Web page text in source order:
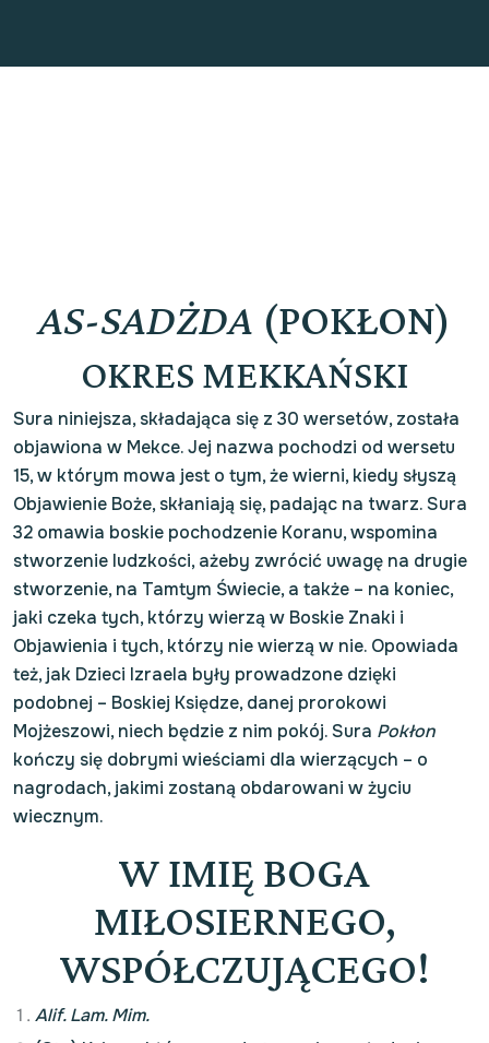
AS-SADŻDA (POKŁON)
OKRES MEKKAŃSKI
Sura niniejsza, składająca się z 30 wersetów, została
objawiona w Mekce. Jej nazwa pochodzi od wersetu
15, w którym mowa jest o tym, że wierni, kiedy słyszą
Objawienie Boże, skłaniają się, padając na twarz. Sura
32 omawia boskie pochodzenie Koranu, wspomina
stworzenie ludzkości, ażeby zwrócić uwagę na drugie
stworzenie, na Tamtym Świecie, a także – na koniec,
jaki czeka tych, którzy wierzą w Boskie Znaki i
Objawienia i tych, którzy nie wierzą w nie. Opowiada
też, jak Dzieci Izraela były prowadzone dzięki
podobnej – Boskiej Księdze, danej prorokowi
Mojżeszowi, niech będzie z nim pokój. Sura Pokłon
kończy się dobrymi wieściami dla wierzących – o
nagrodach, jakimi zostaną obdarowani w życiu
wiecznym.
W IMIĘ BOGA
MIŁOSIERNEGO,
WSPÓŁCZUJĄCEGO!
Alif. Lam. Mim.